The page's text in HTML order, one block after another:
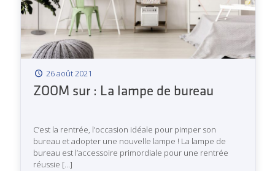
26 août 2021
ZOOM sur : La lampe de bureau
C’est la rentrée, l’occasion idéale pour pimper son
bureau et adopter une nouvelle lampe ! La lampe de
bureau est l’accessoire primordiale pour une rentrée
réussie […]